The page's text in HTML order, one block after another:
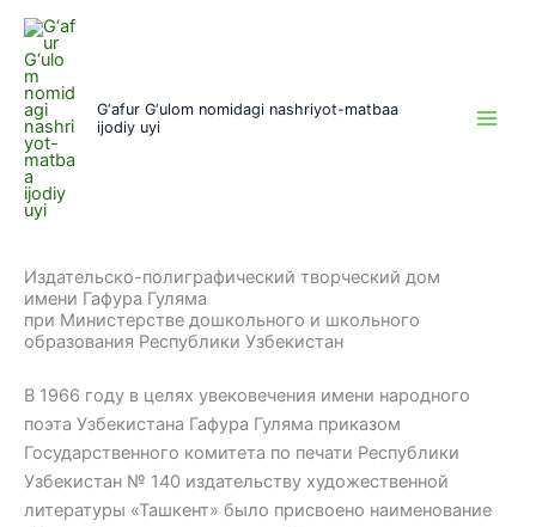
Перейти
содержимому
G‘afur G‘ulom nomidagi nashriyot-matbaa
ijodiy uyi
Издательско-полиграфический творческий дом
имени Гафура Гуляма
при Министерстве дошкольного и школьного
образования Республики Узбекистан
В 1966 году в целях увековечения имени народного
поэта Узбекистана Гафура Гуляма приказом
Государственного комитета по печати Республики
Узбекистан № 140 издательству художественной
литературы «Ташкент» было присвоено наименование